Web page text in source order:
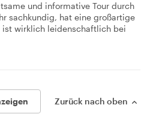
und informative Tour durch
sachkundig, hat eine großartige
ist wirklich leidenschaftlich bei
Zurück nach oben